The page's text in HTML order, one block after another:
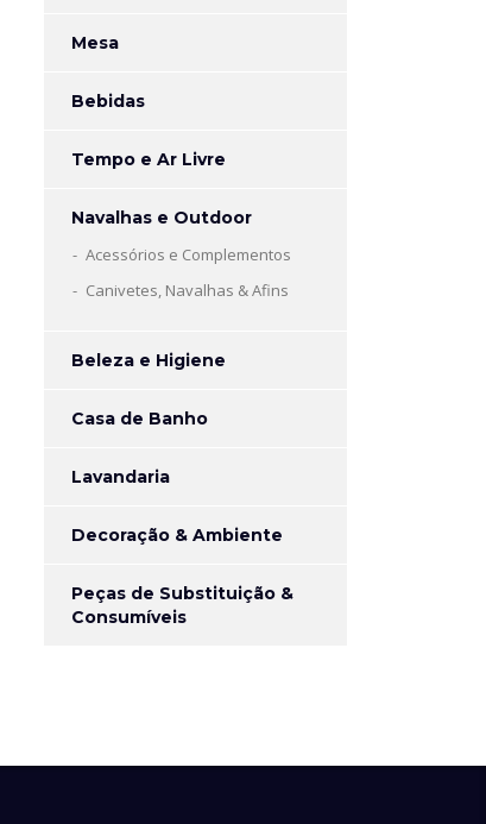
Mesa
Bebidas
Tempo e Ar Livre
Navalhas e Outdoor
Acessórios e Complementos
Canivetes, Navalhas & Afins
Beleza e Higiene
Casa de Banho
Lavandaria
Decoração & Ambiente
Peças de Substituição &
Consumíveis